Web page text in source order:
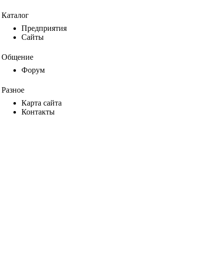
Каталог
Предприятия
Сайты
Общение
Форум
Разное
Карта сайта
Контакты